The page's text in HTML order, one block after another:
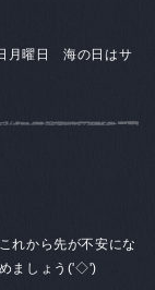
月曜日 海の日はサ
れから先が不安にな
ましょう('◇')ゞ